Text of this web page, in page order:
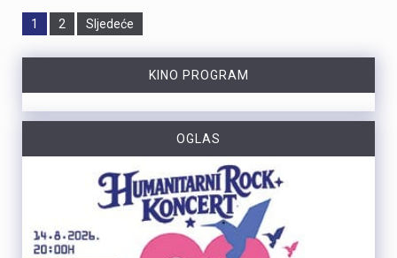
Page
1 Page
2 Sljedeće
KINO PROGRAM
OGLAS